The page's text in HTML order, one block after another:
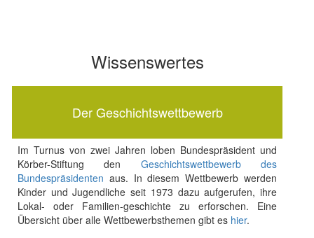
Wissenswertes
Der Geschichtswettbewerb
Im Turnus von zwei Jahren loben Bundespräsident und
Körber-Stiftung den Geschichtswettbewerb des
Bundespräsidenten aus. In diesem Wettbewerb werden
Kinder und Jugendliche seit 1973 dazu aufgerufen, ihre
Lokal- oder Familien-geschichte zu erforschen. Eine
Übersicht über alle Wettbewerbsthemen gibt es hier.